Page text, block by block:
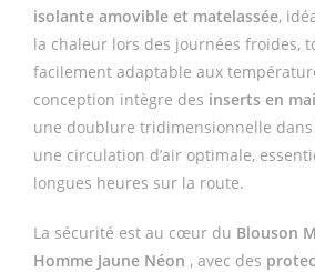
isolante amovible et matelassée,
la chaleur lors des journées froides,
facilement adaptable aux
conception intègre des inserts en
une doublure tridimensionnelle
une circulation d’air optimale,
longues heures sur la route.
La sécurité est au cœur du Blouson
Homme Jaune Néon , avec des